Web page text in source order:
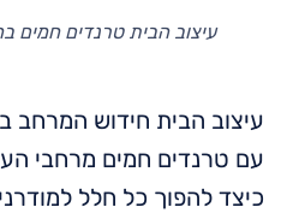
עיצוב הבית טרנדים חמים
עיצוב הבית חידוש
עם טרנדים חמים מרחבי
כיצד להפוך כל חלל